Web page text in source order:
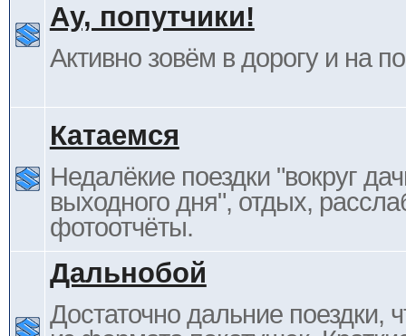
Ау, попутчики!
Активно зовём в дорогу и на
Катаемся
Недалёкие поездки "вокруг
выходного дня", отдых,
фотоотчёты.
Дальнобой
Достаточно дальние поездки,